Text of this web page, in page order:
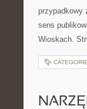
przypadkowy
sens
Wioskach.